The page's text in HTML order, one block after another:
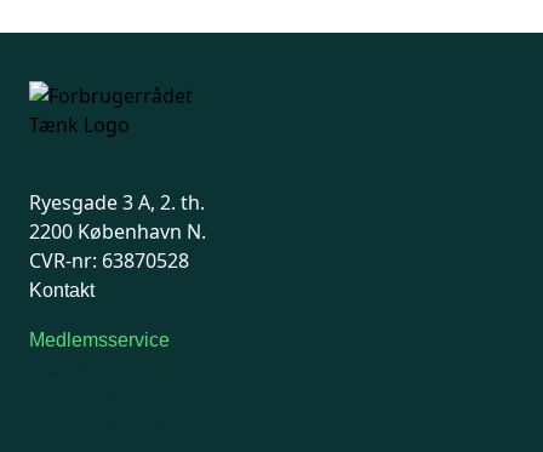
Ryesgade 3 A, 2. th.
2200 København N.
CVR-nr: 63870528
Kontakt
Medlemsservice